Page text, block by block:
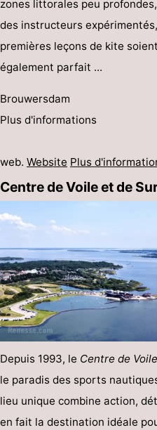
zones littorales peu
des instructeurs
premières leçons de kite
également parfait ...
Brouwersdam
Plus d'informations
web. Website Plus
Centre de Voile et de
Depuis 1993, le Centre de
le paradis des sports
lieu unique combine action,
en fait la destination idéale